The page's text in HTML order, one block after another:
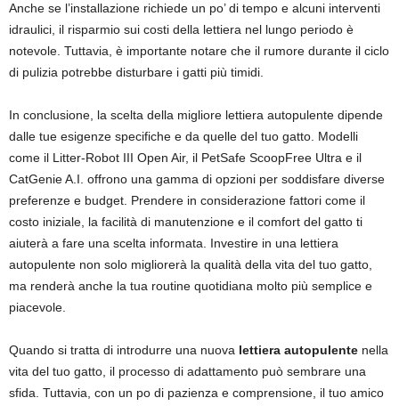
Anche se l’installazione richiede un po’ di tempo e alcuni interventi
idraulici, il risparmio sui costi della lettiera nel lungo periodo è
notevole. Tuttavia, è importante notare che il rumore durante il ciclo
di pulizia potrebbe disturbare i gatti più timidi.
In conclusione, la scelta della migliore lettiera autopulente dipende
dalle tue esigenze specifiche e da quelle del tuo gatto. Modelli
come il Litter-Robot III Open Air, il PetSafe ScoopFree Ultra e il
CatGenie A.I. offrono una gamma di opzioni per soddisfare diverse
preferenze e budget. Prendere in considerazione fattori come il
costo iniziale, la facilità di manutenzione e il comfort del gatto ti
aiuterà a fare una scelta informata. Investire in una lettiera
autopulente non solo migliorerà la qualità della vita del tuo gatto,
ma renderà anche la tua routine quotidiana molto più semplice e
piacevole.
Quando si tratta di introdurre una nuova lettiera autopulente nella
vita del tuo gatto, il processo di adattamento può sembrare una
sfida. Tuttavia, con un po di pazienza e comprensione, il tuo amico